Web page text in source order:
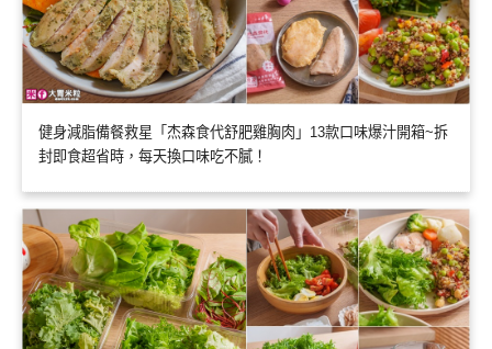
健身減脂備餐救星「杰森食代舒肥雞胸肉」13款口味爆汁開箱~拆
封即食超省時，每天換口味吃不膩！